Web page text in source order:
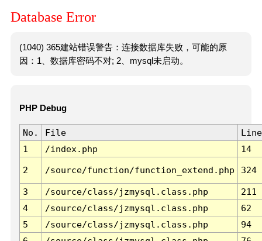
Database Error
(1040) 365建站错误警告：连接数据库失败，可能的原
因：1、数据库密码不对; 2、mysql未启动。
PHP Debug
No. File
Line
1
/index.php 14
2 /source/function/function_extend.php 324
3 /source/class/jzmysql.class.php
211
4
/source/class/jzmysql.class.php
62
5
/source/class/jzmysql.class.php
94